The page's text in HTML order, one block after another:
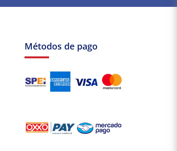
Métodos de pago